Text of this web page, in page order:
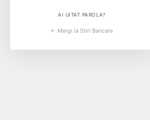
AI UITAT PAROLA?
← Mergi la Stiri Bancare